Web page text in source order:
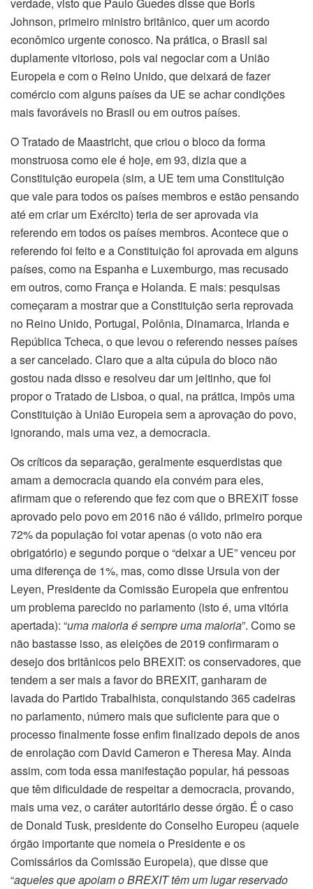
verdade, visto que Paulo Guedes disse que Boris
Johnson, primeiro ministro britânico, quer um acordo
econômico urgente conosco. Na prática, o Brasil sai
duplamente vitorioso, pois vai negociar com a União
Europeia e com o Reino Unido, que deixará de fazer
comércio com alguns países da UE se achar condições
mais favoráveis no Brasil ou em outros países.
O Tratado de Maastricht, que criou o bloco da forma
monstruosa como ele é hoje, em 93, dizia que a
Constituição europeia (sim, a UE tem uma Constituição
que vale para todos os países membros e estão pensando
até em criar um Exército) teria de ser aprovada via
referendo em todos os países membros. Acontece que o
referendo foi feito e a Constituição foi aprovada em alguns
países, como na Espanha e Luxemburgo, mas recusado
em outros, como França e Holanda. E mais: pesquisas
começaram a mostrar que a Constituição seria reprovada
no Reino Unido, Portugal, Polônia, Dinamarca, Irlanda e
República Tcheca, o que levou o referendo nesses países
a ser cancelado. Claro que a alta cúpula do bloco não
gostou nada disso e resolveu dar um jeitinho, que foi
propor o Tratado de Lisboa, o qual, na prática, impôs uma
Constituição à União Europeia sem a aprovação do povo,
ignorando, mais uma vez, a democracia.
Os críticos da separação, geralmente esquerdistas que
amam a democracia quando ela convém para eles,
afirmam que o referendo que fez com que o BREXIT fosse
aprovado pelo povo em 2016 não é válido, primeiro porque
72% da população foi votar apenas (o voto não era
obrigatório) e segundo porque o “deixar a UE” venceu por
uma diferença de 1%, mas, como disse Ursula von der
Leyen, Presidente da Comissão Europeia que enfrentou
um problema parecido no parlamento (isto é, uma vitória
apertada): “uma maioria é sempre uma maioria”. Como se
não bastasse isso, as eleições de 2019 confirmaram o
desejo dos britânicos pelo BREXIT: os conservadores, que
tendem a ser mais a favor do BREXIT, ganharam de
lavada do Partido Trabalhista, conquistando 365 cadeiras
no parlamento, número mais que suficiente para que o
processo finalmente fosse enfim finalizado depois de anos
de enrolação com David Cameron e Theresa May. Ainda
assim, com toda essa manifestação popular, há pessoas
que têm dificuldade de respeitar a democracia, provando,
mais uma vez, o caráter autoritário desse órgão. É o caso
de Donald Tusk, presidente do Conselho Europeu (aquele
órgão importante que nomeia o Presidente e os
Comissários da Comissão Europeia), que disse que
“aqueles que apoiam o BREXIT têm um lugar reservado